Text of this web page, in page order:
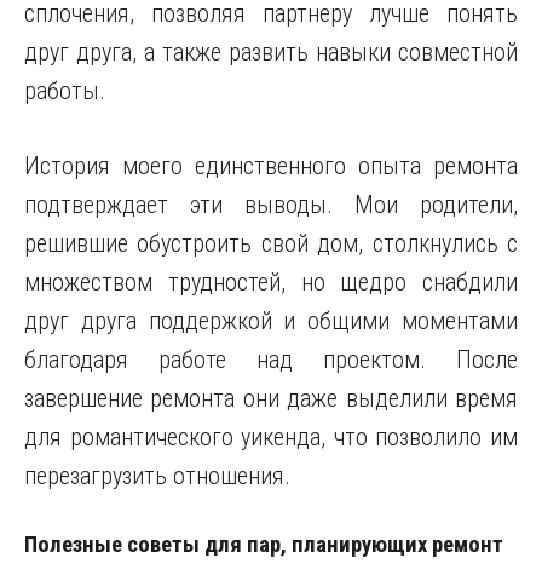
сплочения, позволяя партнеру лучше понять
друг друга, а также развить навыки совместной
работы.
История моего единственного опыта ремонта
подтверждает эти выводы. Мои родители,
решившие обустроить свой дом, столкнулись с
множеством трудностей, но щедро снабдили
друг друга поддержкой и общими моментами
благодаря работе над проектом. После
завершение ремонта они даже выделили время
для романтического уикенда, что позволило им
перезагрузить отношения.
Полезные советы для пар, планирующих ремонт